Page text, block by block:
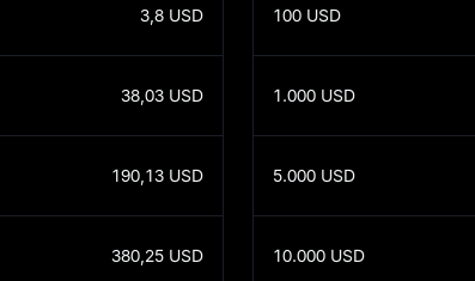
3,8 USD
38,03 USD
190,13 USD
380,25 USD
100 USD
1.000 USD
5.000 USD
10.000 USD